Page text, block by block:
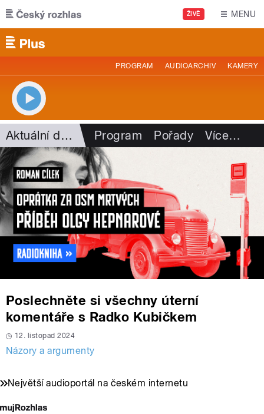
Přejít k hlavnímu obsahu
ŽIVĚ MENU
PROGRAM AUDIOARCHIV KAMERY
Aktuální dění Program Pořady Více…
Poslechněte si všechny úterní
komentáře s Radko Kubičkem
12. listopad 2024
Názory a argumenty
Největší audioportál na českém internetu